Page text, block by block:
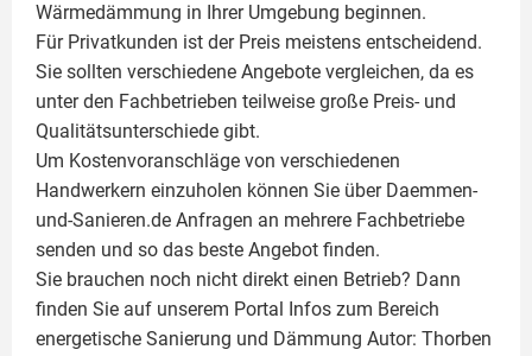
Wärmedämmung in Ihrer Umgebung beginnen.
Für Privatkunden ist der Preis meistens entscheidend.
Sie sollten verschiedene Angebote vergleichen, da es
unter den Fachbetrieben teilweise große Preis- und
Qualitätsunterschiede gibt.
Um Kostenvoranschläge von verschiedenen
Handwerkern einzuholen können Sie über Daemmen-
und-Sanieren.de Anfragen an mehrere Fachbetriebe
senden und so das beste Angebot finden.
Sie brauchen noch nicht direkt einen Betrieb? Dann
finden Sie auf unserem Portal Infos zum Bereich
energetische Sanierung und Dämmung Autor: Thorben